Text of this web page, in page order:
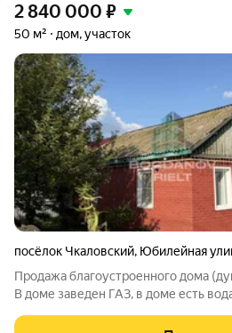
2 840 000 ₽
50 м² дом, участок
посёлок Чкаловский, Юбилейная
Продажа благоустроенного дома
В доме заведен ГАЗ, в доме есть
дома. В поселке есть магазин, садик,